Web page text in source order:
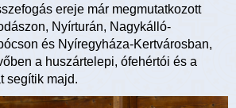
ereje már megmutatkozott
Nyírturán, Nagykálló-
és Nyíregyháza-Kertvárosban,
a huszártelepi, ófehértói és a
segítik majd.